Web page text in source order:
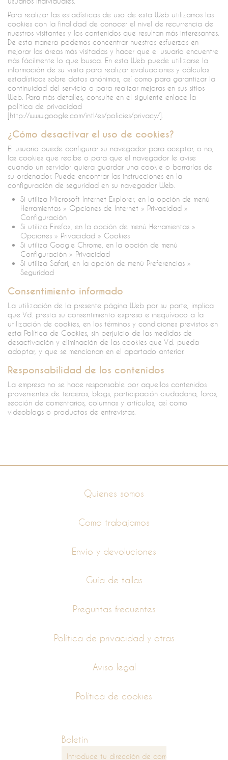
Para realizar las estadísticas de uso de esta Web utilizamos las
cookies con la finalidad de conocer el nivel de recurrencia de
nuestros visitantes y los contenidos que resultan más interesantes.
De esta manera podemos concentrar nuestros esfuerzos en
mejorar las áreas más visitadas y hacer que el usuario encuentre
más fácilmente lo que busca. En esta Web puede utilizarse la
información de su visita para realizar evaluaciones y cálculos
estadísticos sobre datos anónimos, así como para garantizar la
continuidad del servicio o para realizar mejoras en sus sitios
Web. Para más detalles, consulte en el siguiente enlace la
política de privacidad
[http://www.google.com/intl/es/policies/privacy/].
¿Cómo desactivar el uso de cookies?
El usuario puede configurar su navegador para aceptar, o no,
las cookies que recibe o para que el navegador le avise
cuando un servidor quiera guardar una cookie o borrarlas de
su ordenador. Puede encontrar las instrucciones en la
configuración de seguridad en su navegador Web.
Si utiliza Microsoft Internet Explorer, en la opción de menú
Herramientas » Opciones de Internet » Privacidad »
Configuración
Si utiliza Firefox, en la opción de menú Herramientas »
Opciones » Privacidad » Cookies
Si utiliza Google Chrome, en la opción de menú
Configuración » Privacidad
Si utiliza Safari, en la opción de menú Preferencias »
Seguridad
Consentimiento informado
La utilización de la presente página Web por su parte, implica
que Vd. presta su consentimiento expreso e inequívoco a la
utilización de cookies, en los términos y condiciones previstos en
esta Política de Cookies, sin perjuicio de las medidas de
desactivación y eliminación de las cookies que Vd. pueda
adoptar, y que se mencionan en el apartado anterior.
Responsabilidad de los contenidos
La empresa no se hace responsable por aquellos contenidos
provenientes de terceros, blogs, participación ciudadana, foros,
sección de comentarios, columnas y artículos, así como
videoblogs o productos de entrevistas.
Quienes somos
Como trabajamos
Envío y devoluciones
Guía de tallas
Preguntas frecuentes
Política de privacidad y otras
Aviso legal
Política de cookies
Boletín